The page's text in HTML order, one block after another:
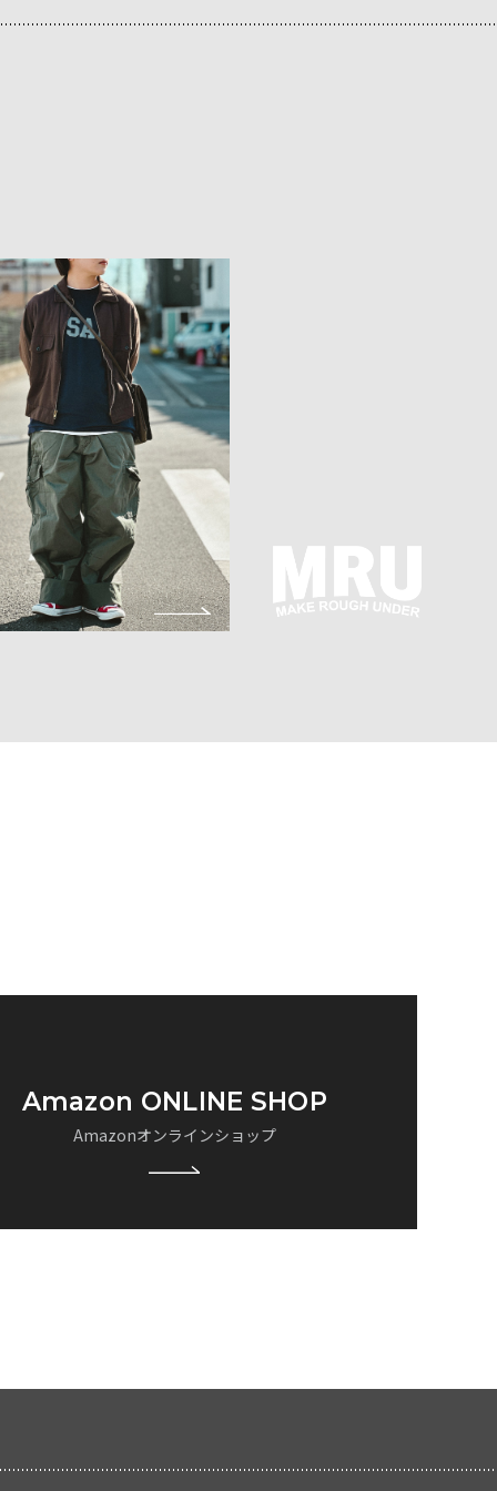
Amazon ONLINE SHOP
Amazonオンラインショップ